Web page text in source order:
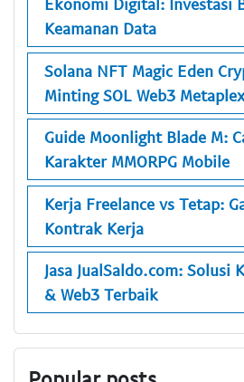
Keamanan Data
Solana NFT Magic Eden
Minting SOL Web3 Metaplex
Guide Moonlight Blade M:
Karakter MMORPG Mobile
Kerja Freelance vs Tetap:
Kontrak Kerja
Jasa JualSaldo.com: Solusi
& Web3 Terbaik